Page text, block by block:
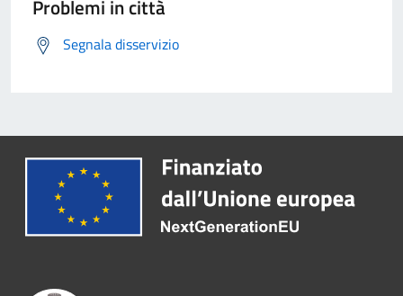
Problemi in città
Segnala disservizio